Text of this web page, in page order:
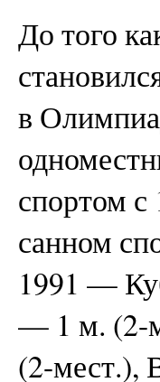
До того
в
спортом с
санном
1991 —
— 1 м. (2-
(2-мест.),